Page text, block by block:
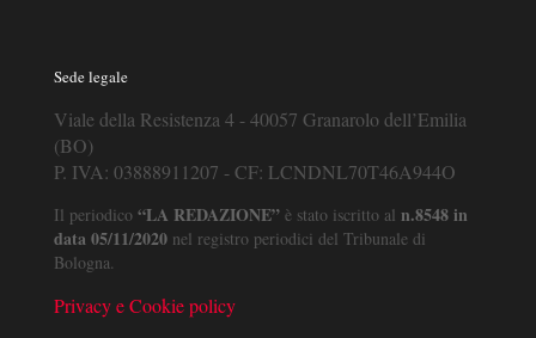
Sede legale
Viale della Resistenza 4 - 40057 Granarolo dell’Emilia
(BO)
P. IVA: 03888911207 - CF: LCNDNL70T46A944O
Il periodico “LA REDAZIONE” è stato iscritto al n.8548 in
data 05/11/2020 nel registro periodici del Tribunale di
Bologna.
Privacy e Cookie policy